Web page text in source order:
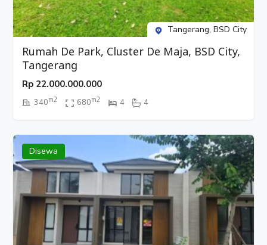
Tangerang, BSD City
Rumah De Park, Cluster De Maja, BSD City,
Tangerang
Rp 22.000.000.000
340m2 680m2 4 4
Disewa